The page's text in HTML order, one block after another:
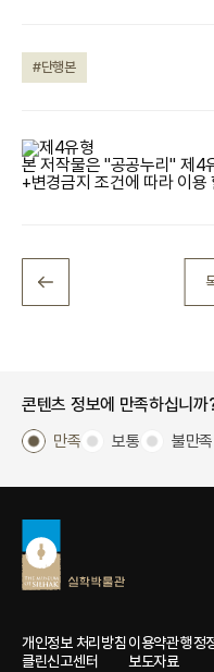
#단행본
본 저작물은 "공공누리" 제4
+변경금지 조건에 따라 이용
콘텐츠 정보에 만족하십니까
만족 보통 불만족
개인정보 처리방침이용약관행정
클린신고센터
보도자료